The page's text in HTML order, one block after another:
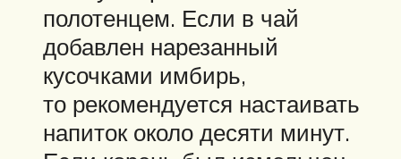
полотенцем. Если в чай
добавлен нарезанный
кусочками имбирь,
то рекомендуется настаивать
напиток около десяти минут.